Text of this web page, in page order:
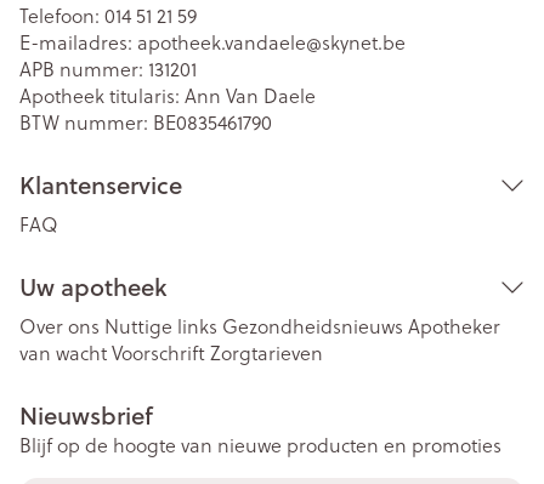
Telefoon: 014 51 21 59
E-mailadres: apotheek.vandaele@skynet.be
APB nummer: 131201
Apotheek titularis: Ann Van Daele
BTW nummer: BE0835461790
Klantenservice
FAQ
Uw apotheek
Over ons Nuttige links Gezondheidsnieuws Apotheker
van wachtVoorschriftZorgtarieven
Nieuwsbrief
Blijf op de hoogte van nieuwe producten en promoties